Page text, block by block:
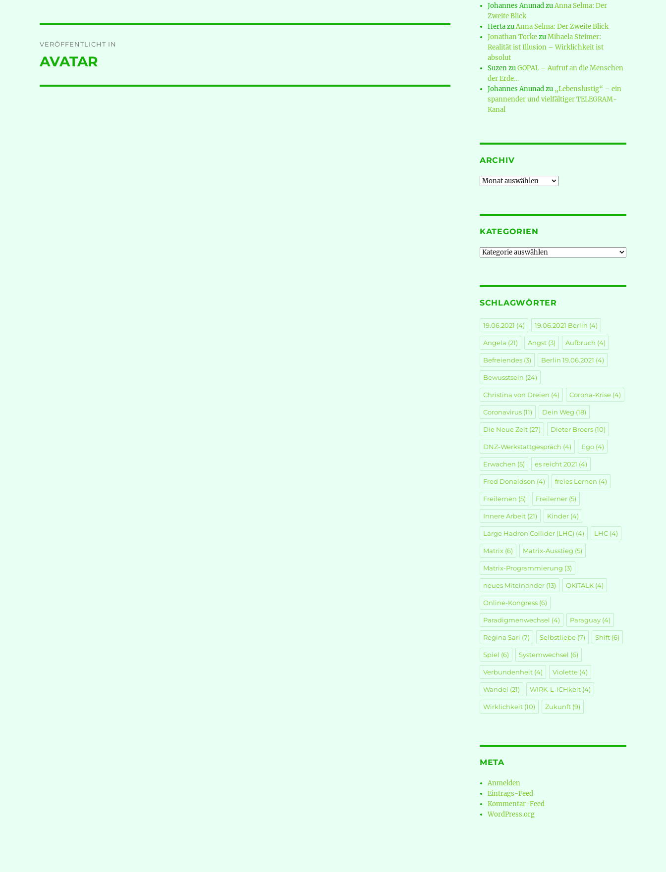
VERÖFFENTLICHT IN
AVATAR
Johannes AnunadzuAnna Selma: Der
Zweite Blick
HertazuAnna Selma: Der Zweite Blick
Jonathan TorkezuMihaela Steimer:
Realität ist Illusion – Wirklichkeit ist
absolut
SuzenzuGOPAL – Aufruf an die Menschen
der Erde…
Johannes Anunadzu „Lebenslustig“ – ein
spannender und vielfältiger TELEGRAM-
Kanal
ARCHIV
Archiv
KATEGORIEN
Kategorien
SCHLAGWÖRTER
19.06.2021 (4) 19.06.2021 Berlin (4)
Angela (21) Angst(3) Aufbruch (4)
Befreiendes(3) Berlin 19.06.2021 (4)
Bewusstsein (24)
Christina von Dreien (4) Corona-Krise(4)
Coronavirus(11) Dein Weg (18)
Die Neue Zeit(27) Dieter Broers(10)
DNZ-Werkstattgespräch (4) Ego(4)
Erwachen (5) es reicht 2021 (4)
Fred Donaldson (4) freies Lernen (4)
Freilernen (5) Freilerner(5)
Innere Arbeit(21) Kinder(4)
Large Hadron Collider (LHC) (4) LHC(4)
Matrix(6) Matrix-Ausstieg (5)
Matrix-Programmierung (3)
neues Miteinander(13) OKiTALK(4)
Online-Kongress(6)
Paradigmenwechsel (4) Paraguay(4)
Regina Sari (7) Selbstliebe(7) Shift(6)
Spiel (6) Systemwechsel (6)
Verbundenheit(4) Violette(4)
Wandel (21) WIRK-L-ICHkeit(4)
Wirklichkeit(10) Zukunft(9)
META
Anmelden
Eintrags-Feed
Kommentar-Feed
WordPress.org